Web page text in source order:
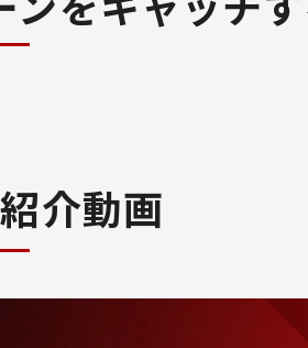
介動画